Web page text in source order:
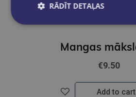
New
€9.50
Add to cart
RĀDĪT DETAĻAS